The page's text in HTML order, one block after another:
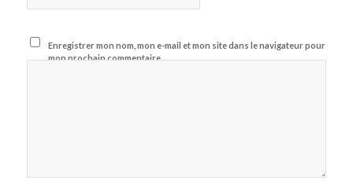
Enregistrer mon nom, mon e-mail et mon site dans le navigateur pour
mon prochain commentaire.